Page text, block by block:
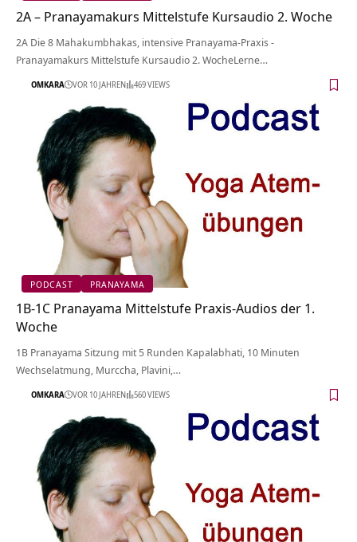
2A – Pranayamakurs Mittelstufe Kursaudio 2. Woche
2A Die 8 Mahakumbhakas, intensive Pranayama-Praxis -
Pranayamakurs Mittelstufe Kursaudio 2. WocheLerne…
OMKARA VOR 10 JAHREN 469 VIEWS
PODCAST PRANAYAMA
1B-1C Pranayama Mittelstufe Praxis-Audios der 1.
Woche
1B Pranayama Sitzung mit 5 Runden Kapalabhati, 10 Minuten
Wechselatmung, Murccha, Plavini,…
OMKARA VOR 10 JAHREN 560 VIEWS